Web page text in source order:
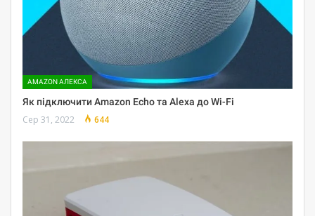
AMAZON АЛЕКСА
Як підключити Amazon Echo та Alexa до Wi-Fi
Сер 31, 2022 644